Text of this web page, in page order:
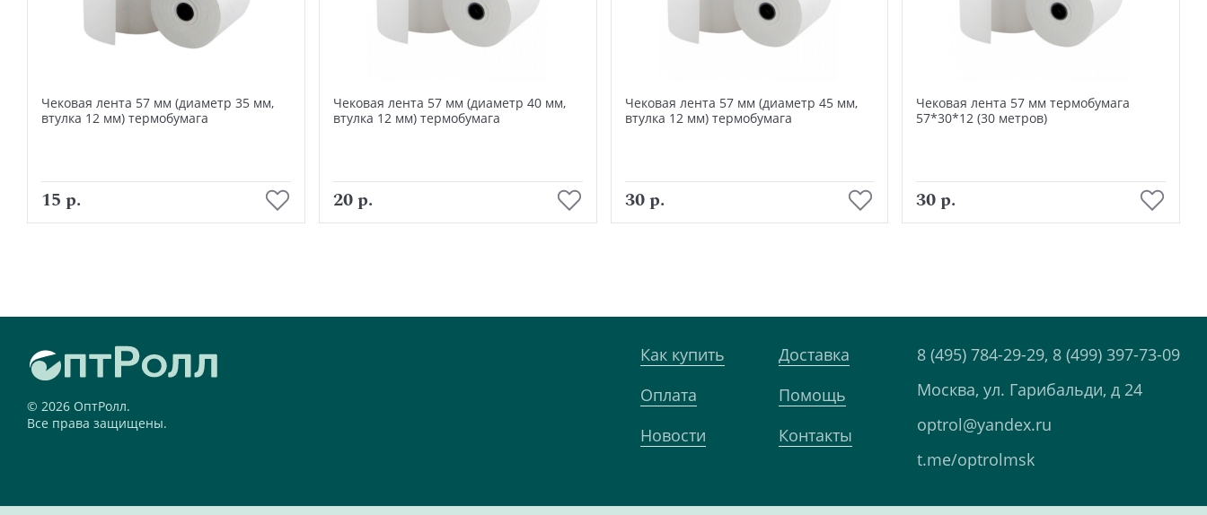
Чековая лента 57 мм (диаметр 35 мм,
втулка 12 мм) термобумага
15 р.
Чековая лента 57 мм (диаметр 40 мм,
втулка 12 мм) термобумага
20 р.
Чековая лента 57 мм (диаметр 45 мм,
втулка 12 мм) термобумага
30 р.
Чековая лента 57 мм термобумага
57*30*12 (30 метров)
30 р.
© 2026 ОптРолл.
Все права защищены.
Как купить
Доставка
Оплата
Помощь
Новости
Контакты
8 (495) 784-29-29, 8 (499) 397-73-09
Москва, ул. Гарибальди, д 24
optrol@yandex.ru
t.me/optrolmsk